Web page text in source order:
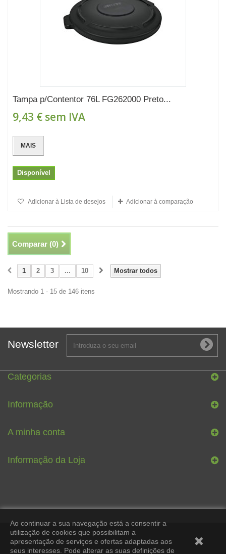
Tampa p/Contentor 76L FG262000 Preto...
9,43 € sem IVA
MAIS
Disponível
Adicionar à Lista de desejos Adicionar à comparação
Comparar (0)
Mostrar todos
1 2 3 ... 10
Mostrando 1 - 15 de 146 itens
Newsletter
Categorias
Informação
A minha conta
Informação da Loja
Ao continuar a sua navegação está a consentir a
utilização de cookies que possibilitam a
apresentação de serviços e ofertas adaptadas aos
seus interesses. Pode alterar as suas definições de